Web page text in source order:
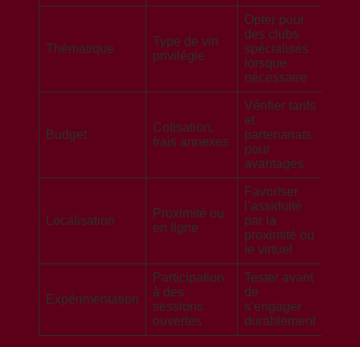
Thématique
Type de vin
privilégie
Opter pour
des clubs
spécialisés
lorsque
nécessaire
Budget
Cotisation,
frais annexes
Vérifier tarifs
et
partenariats
pour
avantages
Localisation
Proximité ou
en ligne
Favoriser
l’assiduité
par la
proximité ou
le virtuel
Expérimentation
Participation
à des
sessions
ouvertes
Tester avant
de
s’engager
durablement